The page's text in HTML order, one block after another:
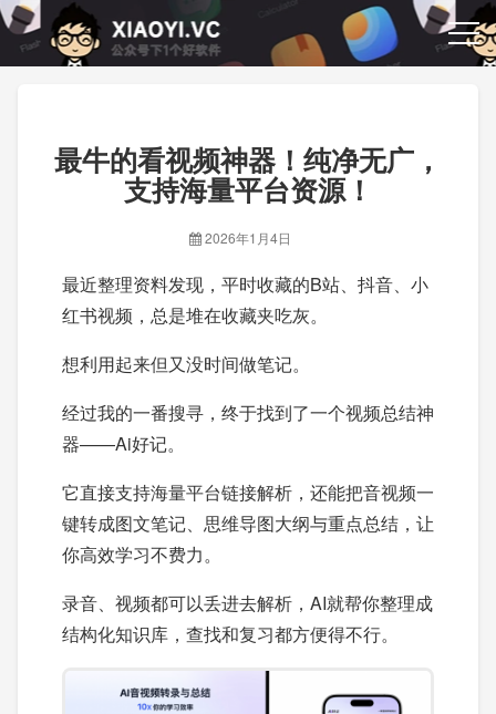
最牛的看视频神器！纯净无广，
支持海量平台资源！
2026年1月4日
最近整理资料发现，平时收藏的B站、抖音、小
红书视频，总是堆在收藏夹吃灰。
想利用起来但又没时间做笔记。
经过我的一番搜寻，终于找到了一个视频总结神
器——Ai好记。
它直接支持海量平台链接解析，还能把音视频一
键转成图文笔记、思维导图大纲与重点总结，让
你高效学习不费力。
录音、视频都可以丢进去解析，AI就帮你整理成
结构化知识库，查找和复习都方便得不行。